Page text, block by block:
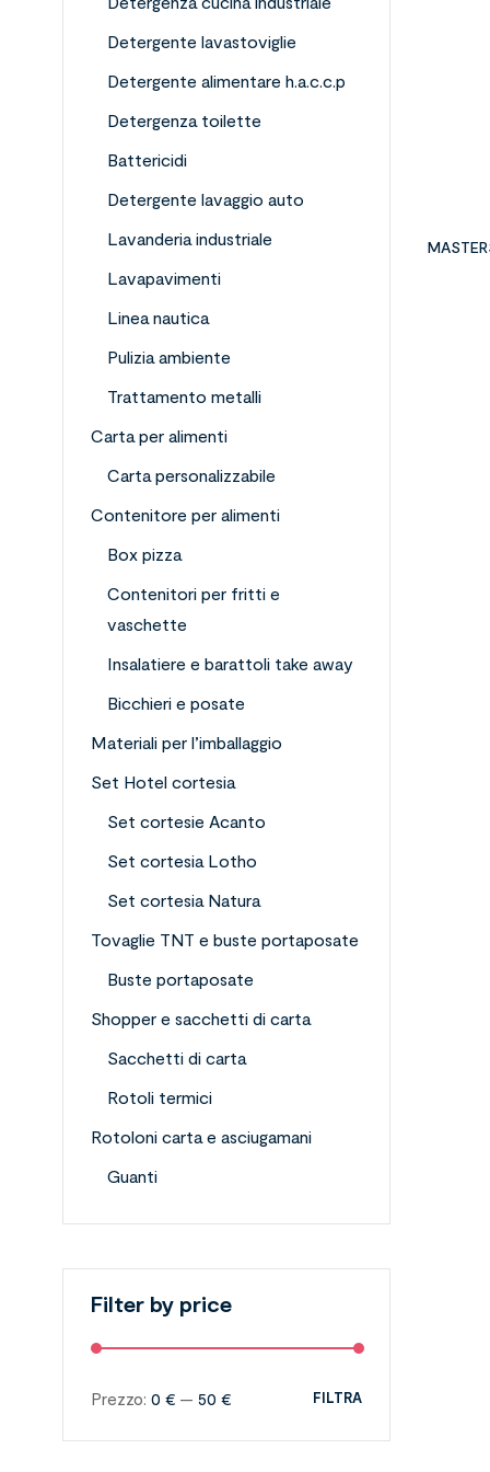
Detergente lavastoviglie
Detergente alimentare h.a.c.c.p
Detergenza toilette
Battericidi
Detergente lavaggio auto
Lavanderia industriale
Lavapavimenti
Linea nautica
Pulizia ambiente
Trattamento metalli
Carta per alimenti
Carta personalizzabile
Contenitore per alimenti
Box pizza
Contenitori per fritti e
vaschette
Insalatiere e barattoli take away
Bicchieri e posate
Materiali per l’imballaggio
Set Hotel cortesia
Set cortesie Acanto
Set cortesia Lotho
Set cortesia Natura
Tovaglie TNT e buste portaposate
Buste portaposate
Shopper e sacchetti di carta
Sacchetti di carta
Rotoli termici
Rotoloni carta e asciugamani
Guanti
Filter by price
FILTRA
Prezzo: 0 € — 50 €